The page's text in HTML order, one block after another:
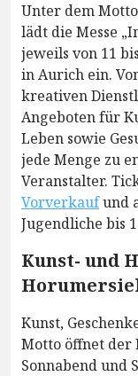
Unter dem
lädt die Messe
jeweils von 11
in Aurich ein.
kreativen
Angeboten für
Leben sowie
jede Menge zu
Veranstalter.
Vorverkaufund
Jugendliche bis
Kunst- und
Kunst,
Motto öffnet der
Sonnabend und